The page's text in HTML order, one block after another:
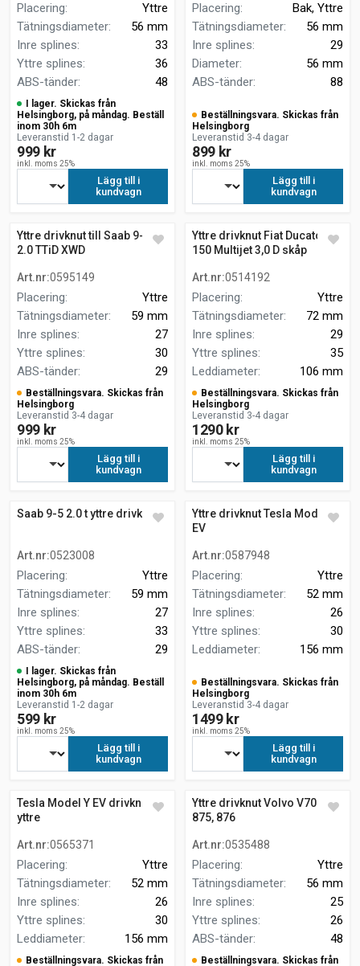
Placering:
Yttre
Tätningsdiameter:
56 mm
Inre splines:
33
Yttre splines:
36
ABS-tänder: 48
I lager. Skickas från
Helsingborg, på måndag. Beställ
inom 30h 6m
Leveranstid 1-2 dagar
999 kr
inkl. moms 25%
Lägg till i
kundvagn
Placering:
Bak, Yttre
Tätningsdiameter:
56 mm
Inre splines:
29
Diameter:
56 mm
ABS-tänder: 88
Beställningsvara. Skickas från
Helsingborg
Leveranstid 3-4 dagar
899 kr
inkl. moms 25%
Lägg till i
kundvagn
Yttre drivknut till Saab 9-5
2.0 TTiD XWD
Art.nr:0595149
Placering:
Yttre
Tätningsdiameter:
59 mm
Inre splines:
27
Yttre splines:
30
ABS-tänder: 29
Beställningsvara. Skickas från
Helsingborg
Leveranstid 3-4 dagar
999 kr
inkl. moms 25%
Lägg till i
kundvagn
Yttre drivknut Fiat Ducato
150 Multijet 3,0 D skåp
Art.nr:0514192
Placering:
Yttre
Tätningsdiameter:
72 mm
Inre splines:
29
Yttre splines:
35
Leddiameter: 106 mm
Beställningsvara. Skickas från
Helsingborg
Leveranstid 3-4 dagar
1290 kr
inkl. moms 25%
Lägg till i
kundvagn
Saab 9-5 2.0 t yttre drivknut
Art.nr:0523008
Placering:
Yttre
Tätningsdiameter:
59 mm
Inre splines:
27
Yttre splines:
33
ABS-tänder: 29
I lager. Skickas från
Helsingborg, på måndag. Beställ
inom 30h 6m
Leveranstid 1-2 dagar
599 kr
inkl. moms 25%
Lägg till i
kundvagn
Yttre drivknut Tesla Model Y
EV
Art.nr:0587948
Placering:
Yttre
Tätningsdiameter:
52 mm
Inre splines:
26
Yttre splines:
30
Leddiameter: 156 mm
Beställningsvara. Skickas från
Helsingborg
Leveranstid 3-4 dagar
1499 kr
inkl. moms 25%
Lägg till i
kundvagn
Tesla Model Y EV drivknut
yttre
Art.nr:0565371
Placering:
Yttre
Tätningsdiameter:
52 mm
Inre splines:
26
Yttre splines:
30
Leddiameter: 156 mm
Beställningsvara. Skickas från
Yttre drivknut Volvo V70 I 2.4
875, 876
Art.nr:0535488
Placering:
Yttre
Tätningsdiameter:
56 mm
Inre splines:
25
Yttre splines:
26
ABS-tänder: 48
Beställningsvara. Skickas från